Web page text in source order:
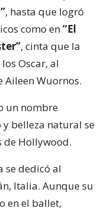
, hasta que logró
como en“El
, cinta que la
Oscar, al
Aileen Wuornos.
un nombre
belleza natural se
de Hollywood.
se dedicó al
Italia. Aunque su
en el ballet,